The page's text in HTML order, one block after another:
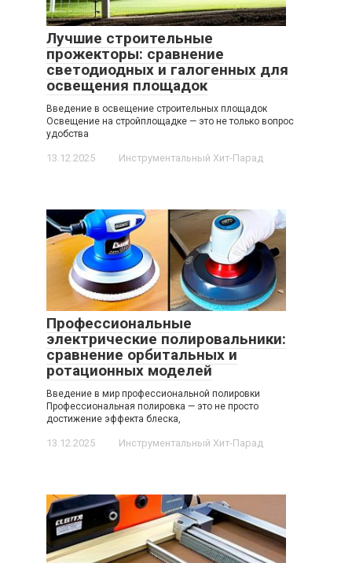
Лучшие строительные
прожекторы: сравнение
светодиодных и галогенных для
освещения площадок
Введение в освещение строительных площадок
Освещение на стройплощадке — это не только вопрос
удобства
13.12.2025 Инструментальный Хит-Парад
Профессиональные
электрические полировальники:
сравнение орбитальных и
ротационных моделей
Введение в мир профессиональной полировки
Профессиональная полировка — это не просто
достижение эффекта блеска,
13.12.2025 Инструментальный Хит-Парад